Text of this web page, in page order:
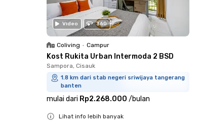
Video 360
Coliving • Campur
Kost Rukita Urban Intermoda 2 BSD
Sampora, Cisauk
1.8 km dari stab negeri sriwijaya tangerang
banten
mulai dari Rp2.268.000 /bulan
Lihat info lebih banyak